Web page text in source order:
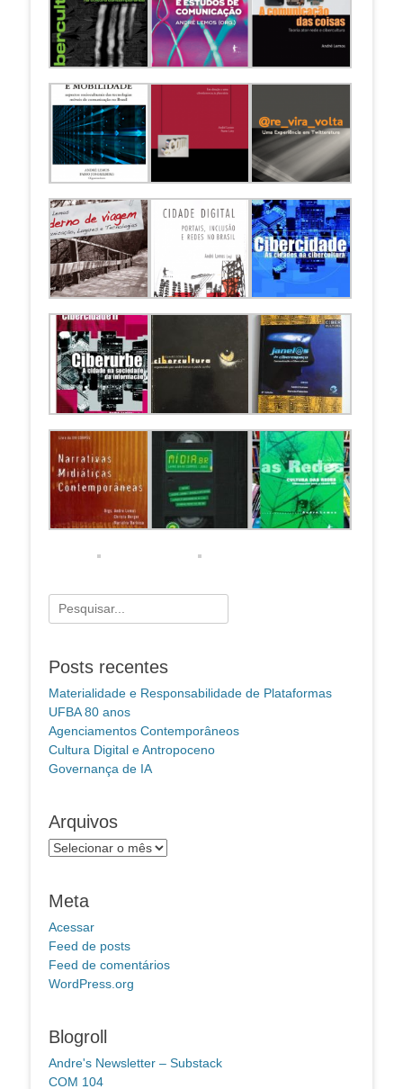
Pesquisar
por:
Posts recentes
Materialidade e Responsabilidade de Plataformas
UFBA 80 anos
Agenciamentos Contemporâneos
Cultura Digital e Antropoceno
Governança de IA
Arquivos
Arquivos
Meta
Acessar
Feed de posts
Feed de comentários
WordPress.org
Blogroll
Andre's Newsletter – Substack
COM 104